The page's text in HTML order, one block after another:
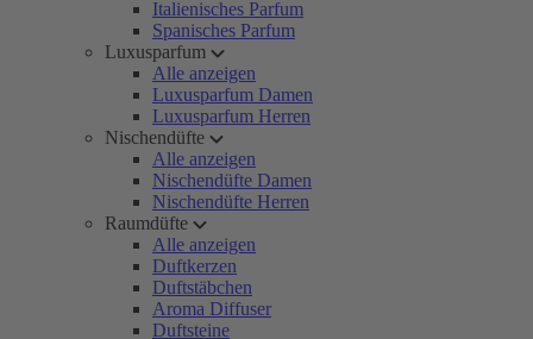
Italienisches Parfum
Spanisches Parfum
Luxusparfum
Alle anzeigen
Luxusparfum Damen
Luxusparfum Herren
Nischendüfte
Alle anzeigen
Nischendüfte Damen
Nischendüfte Herren
Raumdüfte
Alle anzeigen
Duftkerzen
Duftstäbchen
Aroma Diffuser
Duftsteine